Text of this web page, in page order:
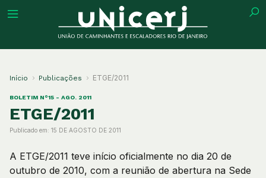
Início Publicações ETGE/2011
BOLETIM N°15 - AGO. 2011
ETGE/2011
Publicado em: 15 DE AGOSTO DE 2011
A ETGE/2011 teve início oficialmente no dia 20 de
outubro de 2010, com a reunião de abertura na Sede